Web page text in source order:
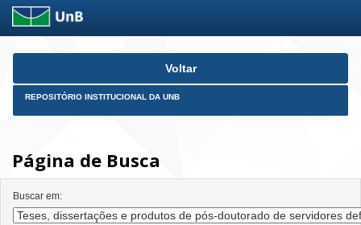
Skip
Voltar
REPOSITÓRIO INSTITUCIONAL DA UNB
Página de Busca
Buscar em: